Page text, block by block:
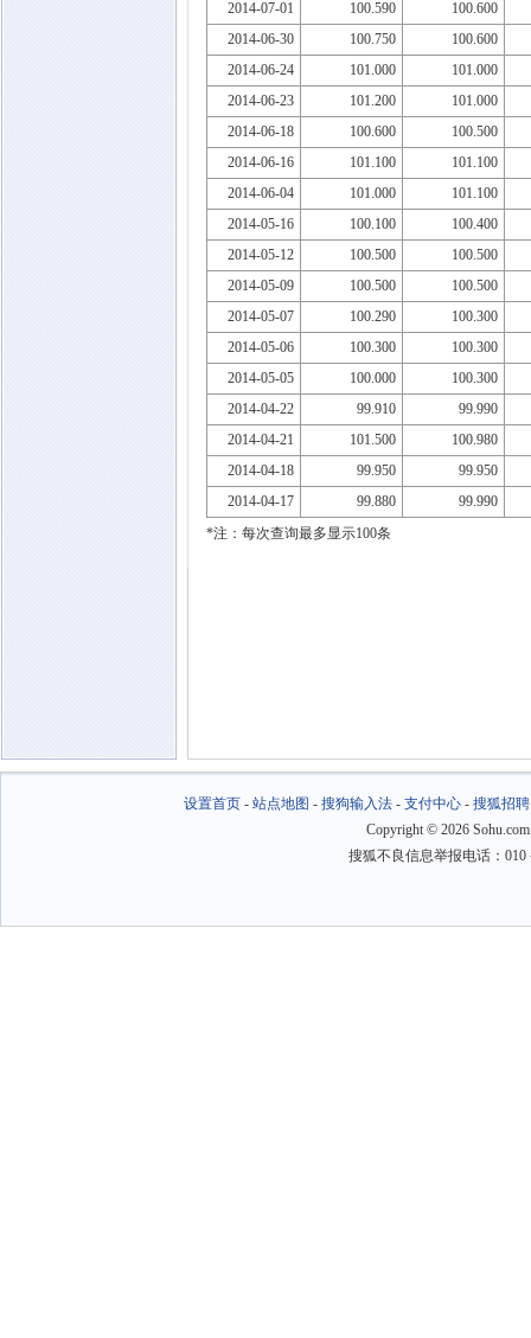
2014-07-01
100.590
100.600
2014-06-30
100.750
100.600
2014-06-24
101.000
101.000
2014-06-23
101.200
101.000
2014-06-18
100.600
100.500
2014-06-16
101.100
101.100
2014-06-04
101.000
101.100
2014-05-16
100.100
100.400
2014-05-12
100.500
100.500
2014-05-09
100.500
100.500
2014-05-07
100.290
100.300
2014-05-06
100.300
100.300
2014-05-05
100.000
100.300
2014-04-22
99.910
99.990
2014-04-21
101.500
100.980
2014-04-18
99.950
99.950
2014-04-17
99.880
99.990
*注：每次查询最多显示100条
设置首页- 站点地图 - 搜狗输入法- 支付中心- 搜狐招聘
Copyright © 2026
搜狐不良信息举报电话：010